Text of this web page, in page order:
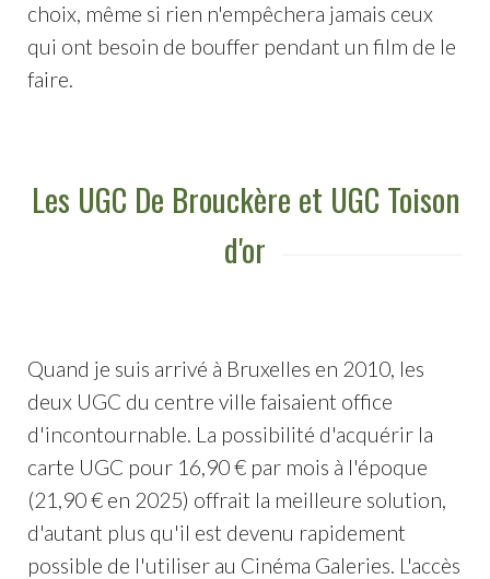
choix, même si rien n'empêchera jamais ceux
qui ont besoin de bouffer pendant un film de le
faire.
Les UGC De Brouckère et UGC Toison
d'or
Quand je suis arrivé à Bruxelles en 2010, les
deux UGC du centre ville faisaient office
d'incontournable. La possibilité d'acquérir la
carte UGC pour 16,90 € par mois à l'époque
(21,90 € en 2025) offrait la meilleure solution,
d'autant plus qu'il est devenu rapidement
possible de l'utiliser au Cinéma Galeries. L'accès